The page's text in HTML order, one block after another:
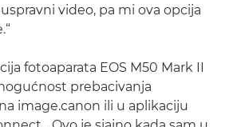
video, pa mi ova opcija
fotoaparata EOS M50 Mark II
prebacivanja
image.canon ili u aplikaciju